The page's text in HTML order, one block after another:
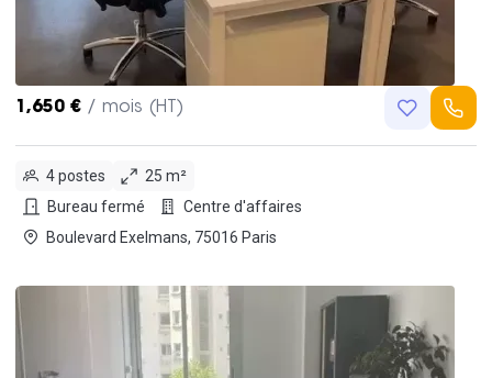
1,650 € / mois (HT)
4 postes
25 m²
Bureau fermé
Centre d'affaires
Boulevard Exelmans, 75016 Paris